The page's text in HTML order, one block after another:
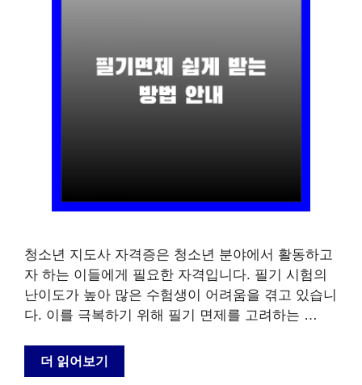
청소년 지도사 자격증은 청소년 분야에서 활동하고
자 하는 이들에게 필요한 자격입니다. 필기 시험의
난이도가 높아 많은 수험생이 어려움을 겪고 있습니
다. 이를 극복하기 위해 필기 면제를 고려하는 …
더 읽어보기